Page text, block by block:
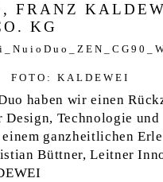
FRANZ
KG
FOTO: KALDEWEI
haben wir einen
Design, Technologie und
ganzheitlichen
Büttner, Leitner